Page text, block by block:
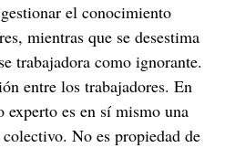
el conocimiento
mientras que se desestima
trabajadora como ignorante.
entre los trabajadores. En
es en sí mismo una
No es propiedad de